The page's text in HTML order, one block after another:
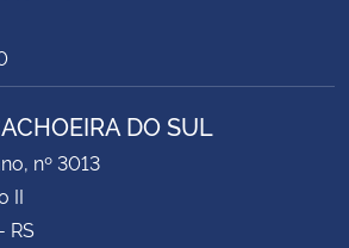
DO SUL
nº 3013
II
RS